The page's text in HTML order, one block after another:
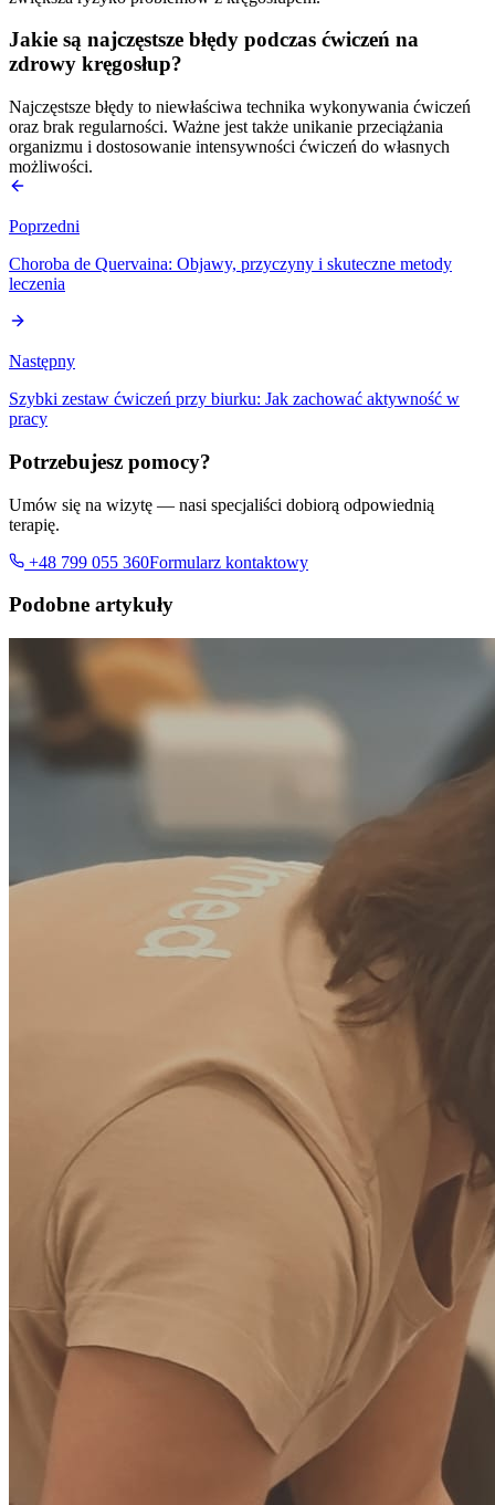
Jakie są najczęstsze błędy podczas ćwiczeń na
zdrowy kręgosłup?
Najczęstsze błędy to niewłaściwa technika wykonywania ćwiczeń
oraz brak regularności. Ważne jest także unikanie przeciążania
organizmu i dostosowanie intensywności ćwiczeń do własnych
możliwości.
Poprzedni
Choroba de Quervaina: Objawy, przyczyny i skuteczne metody
leczenia
Następny
Szybki zestaw ćwiczeń przy biurku: Jak zachować aktywność w
pracy
Potrzebujesz pomocy?
Umów się na wizytę — nasi specjaliści dobiorą odpowiednią
terapię.
+48 799 055 360Formularz kontaktowy
Podobne artykuły